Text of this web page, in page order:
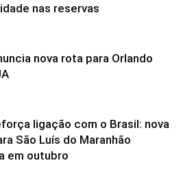
nas reservas
nova rota para Orlando
ligação com o Brasil: nova
São Luís do Maranhão
em outubro